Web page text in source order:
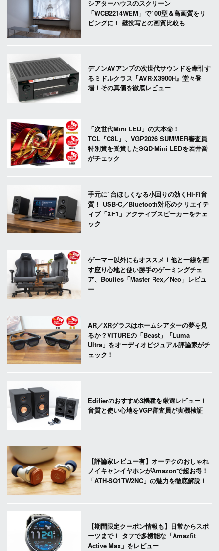
シアターハウスのスクリーン
「WCB2214WEM」で100型＆高画質をリ
ビングに！ 壁投写との画質比較も
デノンAVアンプの次世代サウンドを牽引す
るミドルクラス『AVR-X3900H』堂々登
場！その真価を徹底レビュー
「次世代Mini LED」の大本命！
TCL『C8L』、VGP2026 SUMMER審査員
特別賞を受賞したSQD-Mini LEDを岩井喬
がチェック
手元に1台ほしくなる小回りの効くHi-Fi音
質！ USB-C／Bluetooth対応のクリエイテ
ィブ「XF1」アクティブスピーカーをチェ
ック
ゲーマー以外にもオススメ！他と一線を画
す座り心地と使い勝手のゲーミングチェ
ア、Boulies「Master Rex／Neo」レビュ
ー
AR／XRグラスはホームシアターの夢を見
るか？VITUREの「Beast」「Luma
Ultra」をオーディオビジュアル評論家がチ
ェック！
Edifierのおすすめ3機種を厳選レビュー！
音質と使い心地をVGP審査員が実機検証
【評論家レビュー有】オーテクのおしゃれ
ノイキャンイヤホンがAmazonで超お得！
「ATH-SQ1TW2NC」の魅力を徹底解説！
【期間限定クーポン情報も】日常からスポ
ーツまで！ タフで多機能な「Amazfit
Active Max」をレビュー